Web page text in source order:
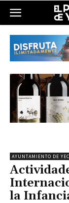
AYUNTAMIENTO DE
la